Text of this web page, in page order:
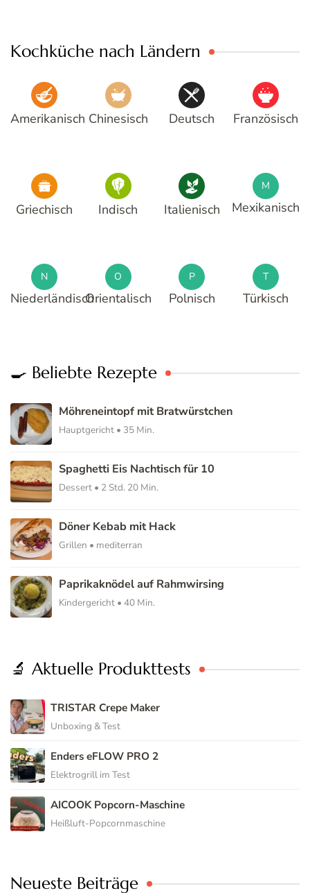
Kochküche nach Ländern
Amerikanisch Chinesisch Deutsch Französisch
Griechisch Indisch Italienisch
M
Mexikanisch
N
Niederländisch
O
Orientalisch
P
Polnisch
T
Türkisch
🍳 Beliebte Rezepte
Möhreneintopf mit Bratwürstchen
Hauptgericht • 35 Min.
Spaghetti Eis Nachtisch für 10
Dessert • 2 Std. 20 Min.
Döner Kebab mit Hack
Grillen • mediterran
Paprikaknödel auf Rahmwirsing
Kindergericht • 40 Min.
🔬 Aktuelle Produkttests
TRISTAR Crepe Maker
Unboxing & Test
Enders eFLOW PRO 2
Elektrogrill im Test
AICOOK Popcorn-Maschine
Heißluft-Popcornmaschine
Neueste Beiträge